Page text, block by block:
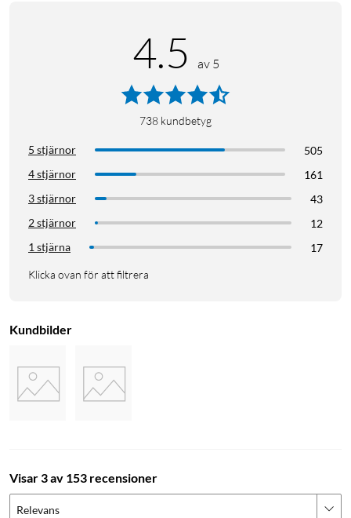
4.5 av 5
738 kundbetyg
5 stjärnor
505
4 stjärnor
161
3 stjärnor
43
2 stjärnor
12
1 stjärna
17
Klicka ovan för att filtrera
Kundbilder
Visar 3 av 153 recensioner
Relevans